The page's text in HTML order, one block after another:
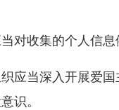
对收集的个人信
应当深入开展爱
识。